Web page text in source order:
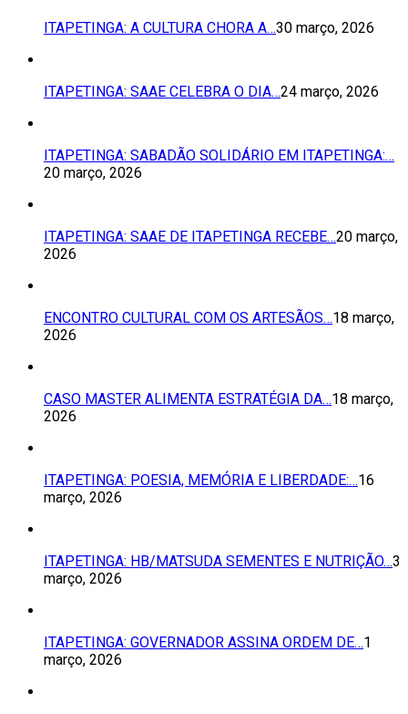
ITAPETINGA: A CULTURA CHORA A…30 março, 2026
ITAPETINGA: SAAE CELEBRA O DIA…24 março, 2026
ITAPETINGA: SABADÃO SOLIDÁRIO EM ITAPETINGA:…
20 março, 2026
ITAPETINGA: SAAE DE ITAPETINGA RECEBE…20 março,
2026
ENCONTRO CULTURAL COM OS ARTESÃOS…18 março,
2026
CASO MASTER ALIMENTA ESTRATÉGIA DA…18 março,
2026
ITAPETINGA: POESIA, MEMÓRIA E LIBERDADE:…16
março, 2026
ITAPETINGA: HB/MATSUDA SEMENTES E NUTRIÇÃO…3
março, 2026
ITAPETINGA: GOVERNADOR ASSINA ORDEM DE…1
março, 2026